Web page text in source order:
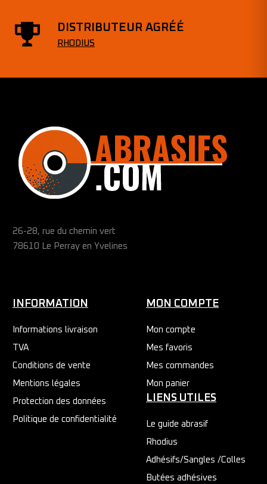
DISTRIBUTEUR AGRÉÉ
RHODIUS
26-28, rue du chemin vert
78610 Le Perray en Yvelines
INFORMATION
Informations livraison
TVA
Conditions de vente
Mentions légales
Protection des données
Politique de confidentialité
MON COMPTE
Mon compte
Mes favoris
Mes commandes
Mon panier
LIENS UTILES
Le guide abrasif
Rhodius
Adhésifs/Sangles /Colles
Butées adhésives